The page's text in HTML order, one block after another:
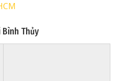
Bình Thủy